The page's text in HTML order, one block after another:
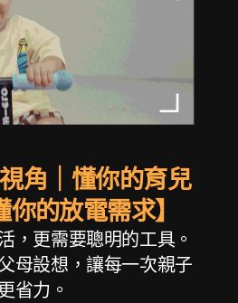
視角｜懂你的育兒
的放電需求】
，更需要聰明的工具。
母設想，讓每一次親子
省力。